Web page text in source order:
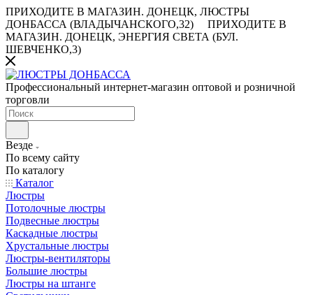
ПРИХОДИТЕ В МАГАЗИН. ДОНЕЦК, ЛЮСТРЫ
ДОНБАССА (ВЛАДЫЧАНСКОГО,32)
ПРИХОДИТЕ В
МАГАЗИН. ДОНЕЦК, ЭНЕРГИЯ СВЕТА (БУЛ.
ШЕВЧЕНКО,3)
Профессиональный интернет-магазин оптовой и розничной
торговли
Везде
По всему сайту
По каталогу
Каталог
Люстры
Потолочные люстры
Подвесные люстры
Каскадные люстры
Хрустальные люстры
Люстры-вентиляторы
Большие люстры
Люстры на штанге